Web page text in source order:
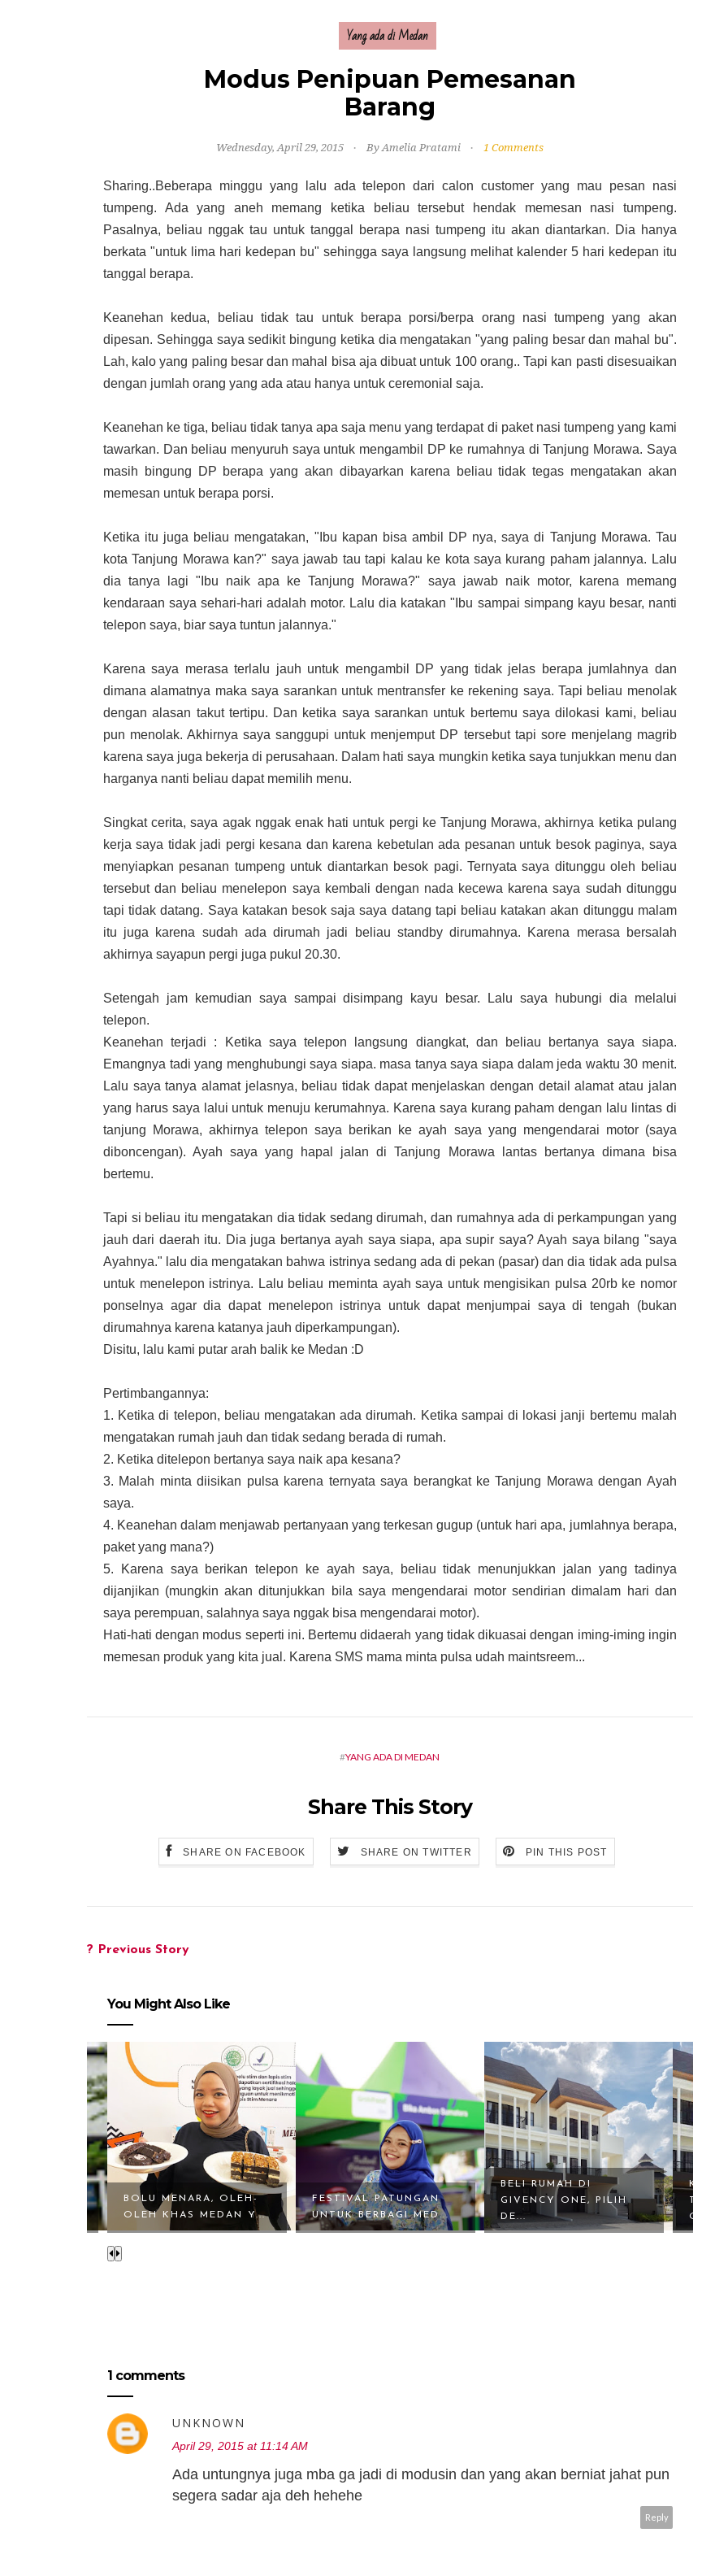
Yang ada di Medan
Modus Penipuan Pemesanan
Barang
Wednesday, April 29, 2015 By Amelia Pratami 1 Comments
Sharing..Beberapa minggu yang lalu ada telepon dari calon customer yang mau pesan nasi
tumpeng. Ada yang aneh memang ketika beliau tersebut hendak memesan nasi tumpeng.
Pasalnya, beliau nggak tau untuk tanggal berapa nasi tumpeng itu akan diantarkan. Dia hanya
berkata "untuk lima hari kedepan bu" sehingga saya langsung melihat kalender 5 hari kedepan itu
tanggal berapa.
Keanehan kedua, beliau tidak tau untuk berapa porsi/berpa orang nasi tumpeng yang akan
dipesan. Sehingga saya sedikit bingung ketika dia mengatakan "yang paling besar dan mahal bu".
Lah, kalo yang paling besar dan mahal bisa aja dibuat untuk 100 orang.. Tapi kan pasti disesuaikan
dengan jumlah orang yang ada atau hanya untuk ceremonial saja.
Keanehan ke tiga, beliau tidak tanya apa saja menu yang terdapat di paket nasi tumpeng yang kami
tawarkan. Dan beliau menyuruh saya untuk mengambil DP ke rumahnya di Tanjung Morawa. Saya
masih bingung DP berapa yang akan dibayarkan karena beliau tidak tegas mengatakan akan
memesan untuk berapa porsi.
Ketika itu juga beliau mengatakan, "Ibu kapan bisa ambil DP nya, saya di Tanjung Morawa. Tau
kota Tanjung Morawa kan?" saya jawab tau tapi kalau ke kota saya kurang paham jalannya. Lalu
dia tanya lagi "Ibu naik apa ke Tanjung Morawa?" saya jawab naik motor, karena memang
kendaraan saya sehari-hari adalah motor. Lalu dia katakan "Ibu sampai simpang kayu besar, nanti
telepon saya, biar saya tuntun jalannya."
Karena saya merasa terlalu jauh untuk mengambil DP yang tidak jelas berapa jumlahnya dan
dimana alamatnya maka saya sarankan untuk mentransfer ke rekening saya. Tapi beliau menolak
dengan alasan takut tertipu. Dan ketika saya sarankan untuk bertemu saya dilokasi kami, beliau
pun menolak. Akhirnya saya sanggupi untuk menjemput DP tersebut tapi sore menjelang magrib
karena saya juga bekerja di perusahaan. Dalam hati saya mungkin ketika saya tunjukkan menu dan
harganya nanti beliau dapat memilih menu.
Singkat cerita, saya agak nggak enak hati untuk pergi ke Tanjung Morawa, akhirnya ketika pulang
kerja saya tidak jadi pergi kesana dan karena kebetulan ada pesanan untuk besok paginya, saya
menyiapkan pesanan tumpeng untuk diantarkan besok pagi. Ternyata saya ditunggu oleh beliau
tersebut dan beliau menelepon saya kembali dengan nada kecewa karena saya sudah ditunggu
tapi tidak datang. Saya katakan besok saja saya datang tapi beliau katakan akan ditunggu malam
itu juga karena sudah ada dirumah jadi beliau standby dirumahnya. Karena merasa bersalah
akhirnya sayapun pergi juga pukul 20.30.
Setengah jam kemudian saya sampai disimpang kayu besar. Lalu saya hubungi dia melalui
telepon.
Keanehan terjadi : Ketika saya telepon langsung diangkat, dan beliau bertanya saya siapa.
Emangnya tadi yang menghubungi saya siapa. masa tanya saya siapa dalam jeda waktu 30 menit.
Lalu saya tanya alamat jelasnya, beliau tidak dapat menjelaskan dengan detail alamat atau jalan
yang harus saya lalui untuk menuju kerumahnya. Karena saya kurang paham dengan lalu lintas di
tanjung Morawa, akhirnya telepon saya berikan ke ayah saya yang mengendarai motor (saya
diboncengan). Ayah saya yang hapal jalan di Tanjung Morawa lantas bertanya dimana bisa
bertemu.
Tapi si beliau itu mengatakan dia tidak sedang dirumah, dan rumahnya ada di perkampungan yang
jauh dari daerah itu. Dia juga bertanya ayah saya siapa, apa supir saya? Ayah saya bilang "saya
Ayahnya." lalu dia mengatakan bahwa istrinya sedang ada di pekan (pasar) dan dia tidak ada pulsa
untuk menelepon istrinya. Lalu beliau meminta ayah saya untuk mengisikan pulsa 20rb ke nomor
ponselnya agar dia dapat menelepon istrinya untuk dapat menjumpai saya di tengah (bukan
dirumahnya karena katanya jauh diperkampungan).
Disitu, lalu kami putar arah balik ke Medan :D
Pertimbangannya:
1. Ketika di telepon, beliau mengatakan ada dirumah. Ketika sampai di lokasi janji bertemu malah
mengatakan rumah jauh dan tidak sedang berada di rumah.
2. Ketika ditelepon bertanya saya naik apa kesana?
3. Malah minta diisikan pulsa karena ternyata saya berangkat ke Tanjung Morawa dengan Ayah
saya.
4. Keanehan dalam menjawab pertanyaan yang terkesan gugup (untuk hari apa, jumlahnya berapa,
paket yang mana?)
5. Karena saya berikan telepon ke ayah saya, beliau tidak menunjukkan jalan yang tadinya
dijanjikan (mungkin akan ditunjukkan bila saya mengendarai motor sendirian dimalam hari dan
saya perempuan, salahnya saya nggak bisa mengendarai motor).
Hati-hati dengan modus seperti ini. Bertemu didaerah yang tidak dikuasai dengan iming-iming ingin
memesan produk yang kita jual. Karena SMS mama minta pulsa udah maintsreem...
#YANG ADA DI MEDAN
Share This Story
SHARE ON FACEBOOK SHARE ON TWITTER PIN THIS POST
? Previous Story
You Might Also Like
BOLU MENARA, OLEH-
OLEH KHAS MEDAN Y...
FESTIVAL PATUNGAN
UNTUK BERBAGI MED...
BELI RUMAH DI
GIVENCY ONE, PILIH
DE...
ONE...
1 comments
UNKNOWN
April 29, 2015 at 11:14 AM
Ada untungnya juga mba ga jadi di modusin dan yang akan berniat jahat pun
segera sadar aja deh hehehe
Reply